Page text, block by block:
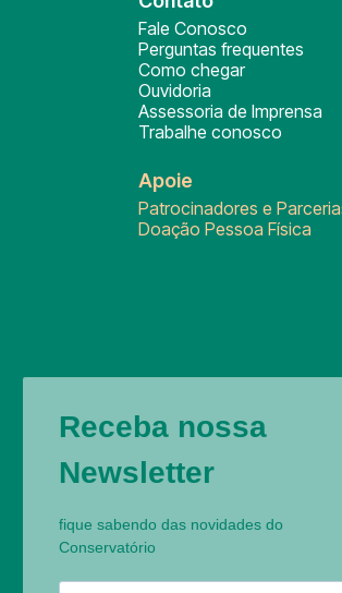
Fale Conosco
Perguntas frequentes
Como chegar
Ouvidoria
Assessoria de Imprensa
Trabalhe conosco
Apoie
Patrocinadores e
Doação Pessoa Física